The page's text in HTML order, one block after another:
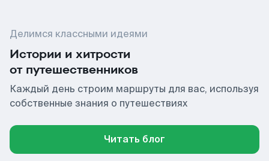
Делимся классными идеями
Истории и хитрости
от путешественников
Каждый день строим маршруты для вас, используя
собственные знания о путешествиях
Читать блог